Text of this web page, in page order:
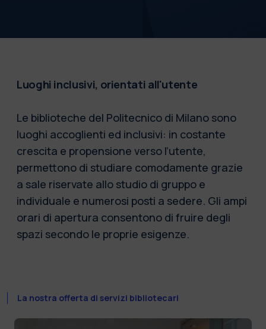
Luoghi inclusivi, orientati all'utente
Le biblioteche del Politecnico di Milano sono
luoghi accoglienti ed inclusivi: in costante
crescita e propensione verso l’utente,
permettono di studiare comodamente grazie
a sale riservate allo studio di gruppo e
individuale e numerosi posti a sedere. Gli ampi
orari di apertura consentono di fruire degli
spazi secondo le proprie esigenze.
La nostra offerta di servizi bibliotecari